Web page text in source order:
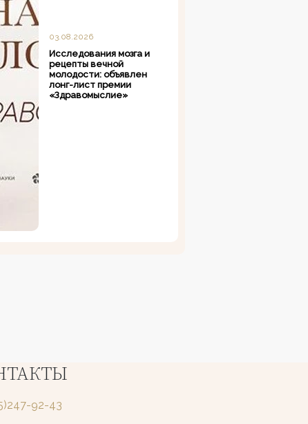
03.08.2026
Исследования мозга и
рецепты вечной
молодости: объявлен
лонг-лист премии
«Здравомыслие»
92-43